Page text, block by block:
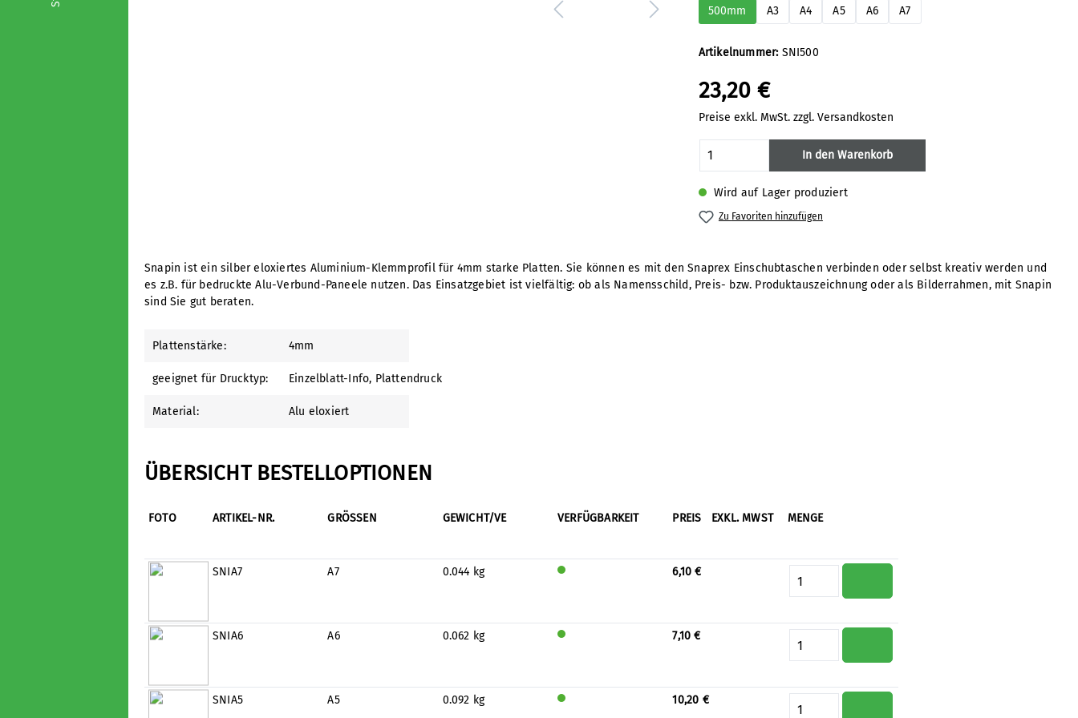
Artikelnummer: SNI500
23,20 €
Preise exkl. MwSt. zzgl. Versandkosten
Wird auf Lager produziert
500mm A3 A4 A5 A6 A7
Produkt Anzahl: Gib den gewünschten
In den Warenkorb
Zu Favoriten hinzufügen
Snapin ist ein silber eloxiertes Aluminium-Klemmprofil für 4mm starke Platten. Sie können es mit den Snaprex Einschubtaschen verbinden oder selbst kreativ werden und
es z.B. für bedruckte Alu-Verbund-Paneele nutzen. Das Einsatzgebiet ist vielfältig: ob als Namensschild, Preis- bzw. Produktauszeichnung oder als Bilderrahmen, mit Snapin
sind Sie gut beraten.
Plattenstärke: 4mm
geeignet für Drucktyp: Einzelblatt-Info, Plattendruck
Material: Alu eloxiert
ÜBERSICHT BESTELLOPTIONEN
FOTO ARTIKEL-NR. GRÖSSEN GEWICHT/VE VERFÜGBARKEIT PREIS EXKL. MWST MENGE
SNIA7 A7 0.044 kg
r
6,10 € Produkt Anzahl: Gib den
SNIA6 A6 0.062 kg
r
7,10 € Produkt Anzahl: Gib den
SNIA5 A5 0.092 kg 10,20 € Produkt Anzahl: Gib den